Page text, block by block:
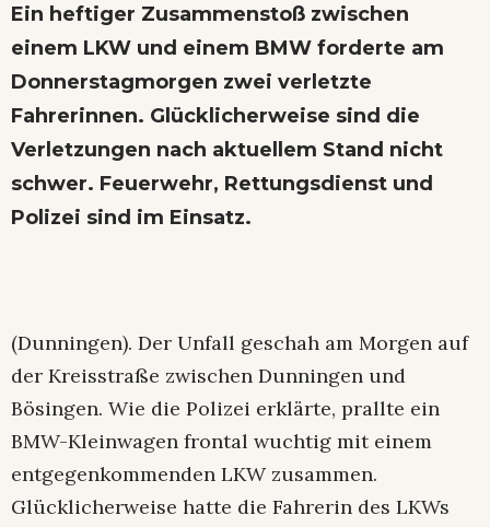
Ein heftiger Zusammenstoß zwischen
einem LKW und einem BMW forderte am
Donnerstagmorgen zwei verletzte
Fahrerinnen. Glücklicherweise sind die
Verletzungen nach aktuellem Stand nicht
schwer. Feuerwehr, Rettungsdienst und
Polizei sind im Einsatz.
(Dunningen). Der Unfall geschah am Morgen auf
der Kreisstraße zwischen Dunningen und
Bösingen. Wie die Polizei erklärte, prallte ein
BMW-Kleinwagen frontal wuchtig mit einem
entgegenkommenden LKW zusammen.
Glücklicherweise hatte die Fahrerin des LKWs